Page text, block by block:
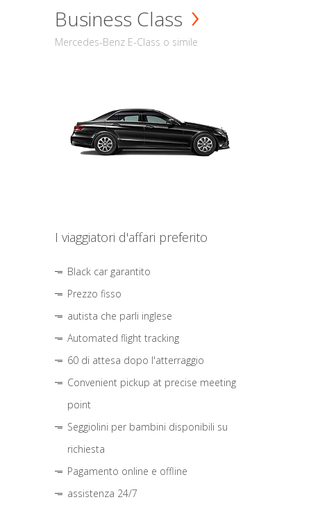
Business Class
Mercedes-Benz E-Class o simile
I viaggiatori d'affari preferito
Black car garantito
Prezzo fisso
autista che parli inglese
Automated flight tracking
60 di attesa dopo l'atterraggio
Convenient pickup at precise meeting
point
Seggiolini per bambini disponibili su
richiesta
Pagamento online e offline
assistenza 24/7